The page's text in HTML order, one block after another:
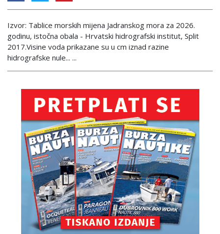
Izvor: Tablice morskih mijena Jadranskog mora za 2026.
godinu, istočna obala - Hrvatski hidrografski institut, Split
2017.Visine voda prikazane su u cm iznad razine
hidrografske nule... ...